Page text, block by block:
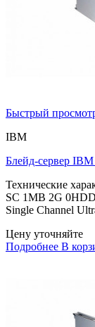
Быстрый
IBM
Блейд-сервер
Технические
SC 1MB 2G
Single Channel
Цену уточняйте
Подробнее В